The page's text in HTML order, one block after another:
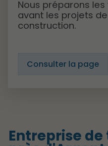
Nous préparons
avant les projets de
construction.
Consulter la page
Entreprise